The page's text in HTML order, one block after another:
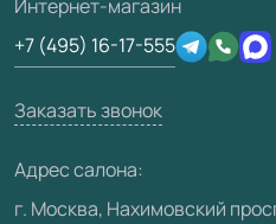
Отзывы клиентов
Техническая информация
Юридическая информация
Сертификаты
Производство
Вакансии
Видео
Интернет-магазин
+7 (495) 16-17-555
Заказать звонок
Адрес салона:
г. Москва, Нахимовский